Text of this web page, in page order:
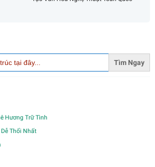
Hương Trữ Tình
Thổi Nhất